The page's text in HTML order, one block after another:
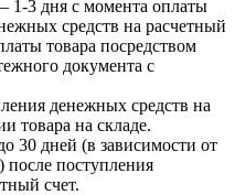
3 дня с момента оплаты
средств на расчетный
товара посредством
документа с
денежных средств на
товара на складе.
30 дней (в зависимости от
после поступления
счет.